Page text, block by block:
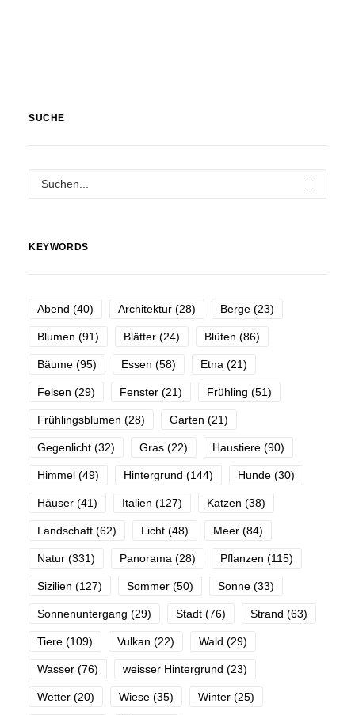
SUCHE
KEYWORDS
Abend (40) Architektur (28) Berge (23)
Blumen (91) Blätter (24) Blüten (86)
Bäume (95) Essen (58) Etna (21)
Felsen (29) Fenster (21) Frühling (51)
Frühlingsblumen (28) Garten (21)
Gegenlicht (32) Gras (22) Haustiere (90)
Himmel (49) Hintergrund (144) Hunde (30)
Häuser (41) Italien (127) Katzen (38)
Landschaft (62) Licht (48) Meer (84)
Natur (331) Panorama (28) Pflanzen (115)
Sizilien (127) Sommer (50) Sonne (33)
Sonnenuntergang (29) Stadt (76) Strand (63)
Tiere (109) Vulkan (22) Wald (29)
Wasser (76) weisser Hintergrund (23)
Wetter (20) Wiese (35) Winter (25)